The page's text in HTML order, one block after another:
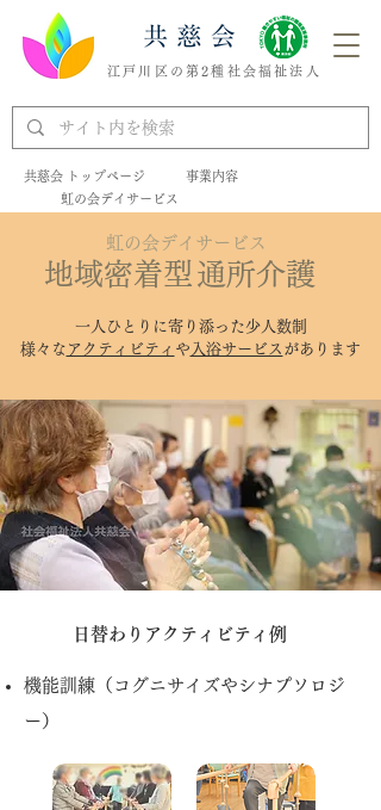
江戸川区の第2種社会福祉法人
共慈会 トップページ
事業内容
虹の会デイサービス
虹の会デイサービス
地域密着型 通所介護
一人ひとりに寄り添った少人数制
様々な アクティビティ や 入浴サービス があります
日替わりアクティビティ例
機能訓練（コグニサイズやシナプソロジ
ー）